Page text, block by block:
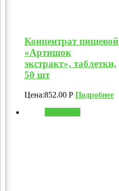
Концентрат пищевой
«Артишок
экстракт», таблетки,
50 шт
Цена:852.00 Р Подробнее